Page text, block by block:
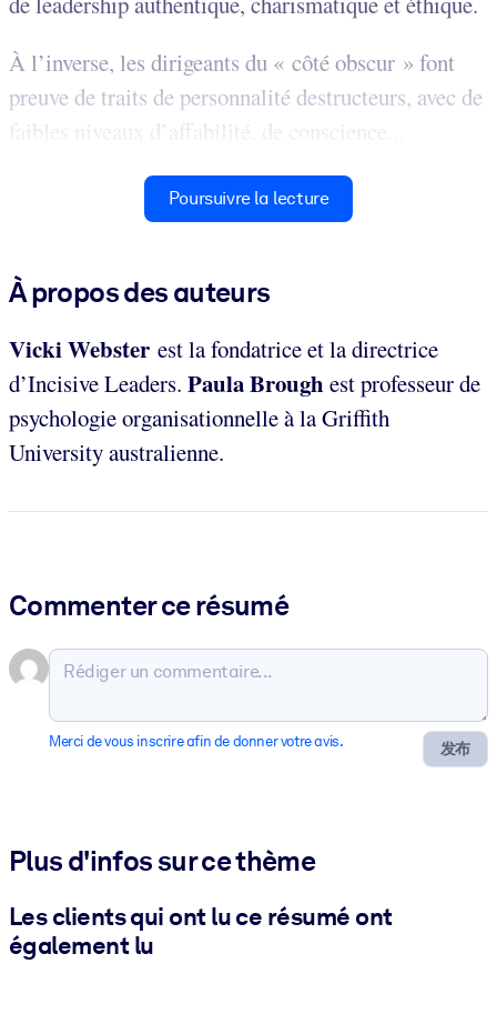
À l’inverse, les dirigeants du « côté obscur » font
preuve de traits de personnalité destructeurs, avec de
faibles niveaux d’affabilité, de conscience...
Poursuivre la lecture
À propos des auteurs
Vicki Webster est la fondatrice et la directrice
d’Incisive Leaders. Paula Brough est professeur de
psychologie organisationnelle à la Griffith
University australienne.
Commenter ce résumé
发布
Merci de vous inscrire afin de donner votre avis.
Plus d'infos sur ce thème
Les clients qui ont lu ce résumé ont
également lu